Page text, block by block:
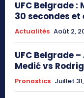
UFC Belgrade :
30 secondes
Actualités Août 2,
UFC Belgrade
Medić vs
Pronostics Juillet